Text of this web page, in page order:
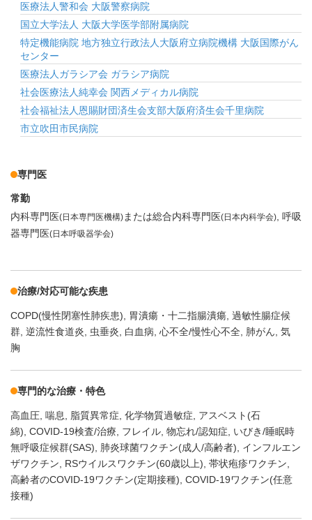
医療法人警和会 大阪警察病院
国立大学法人 大阪大学医学部附属病院
特定機能病院 地方独立行政法人大阪府立病院機構 大阪国際がん
センター
医療法人ガラシア会 ガラシア病院
社会医療法人純幸会 関西メディカル病院
社会福祉法人恩賜財団済生会支部大阪府済生会千里病院
市立吹田市民病院
専門医
常勤
内科専門医(日本専門医機構) または総合内科専門医(日本内科学会) 呼吸
器専門医(日本呼吸器学会)
治療/対応可能な疾患
COPD(慢性閉塞性肺疾患) 胃潰瘍・十二指腸潰瘍 過敏性腸症候
群 逆流性食道炎 虫垂炎 白血病 心不全/慢性心不全 肺がん 気
胸
専門的な治療・特色
高血圧 喘息 脂質異常症 化学物質過敏症
アスベスト(石
綿) COVID-19検査/治療 フレイル 物忘れ/認知症
いびき/睡眠時
無呼吸症候群(SAS)
肺炎球菌ワクチン(成人/高齢者)
インフルエン
ザワクチン
RSウイルスワクチン(60歳以上) 帯状疱疹ワクチン
高齢者のCOVID-19ワクチン(定期接種) COVID-19ワクチン(任意
接種)